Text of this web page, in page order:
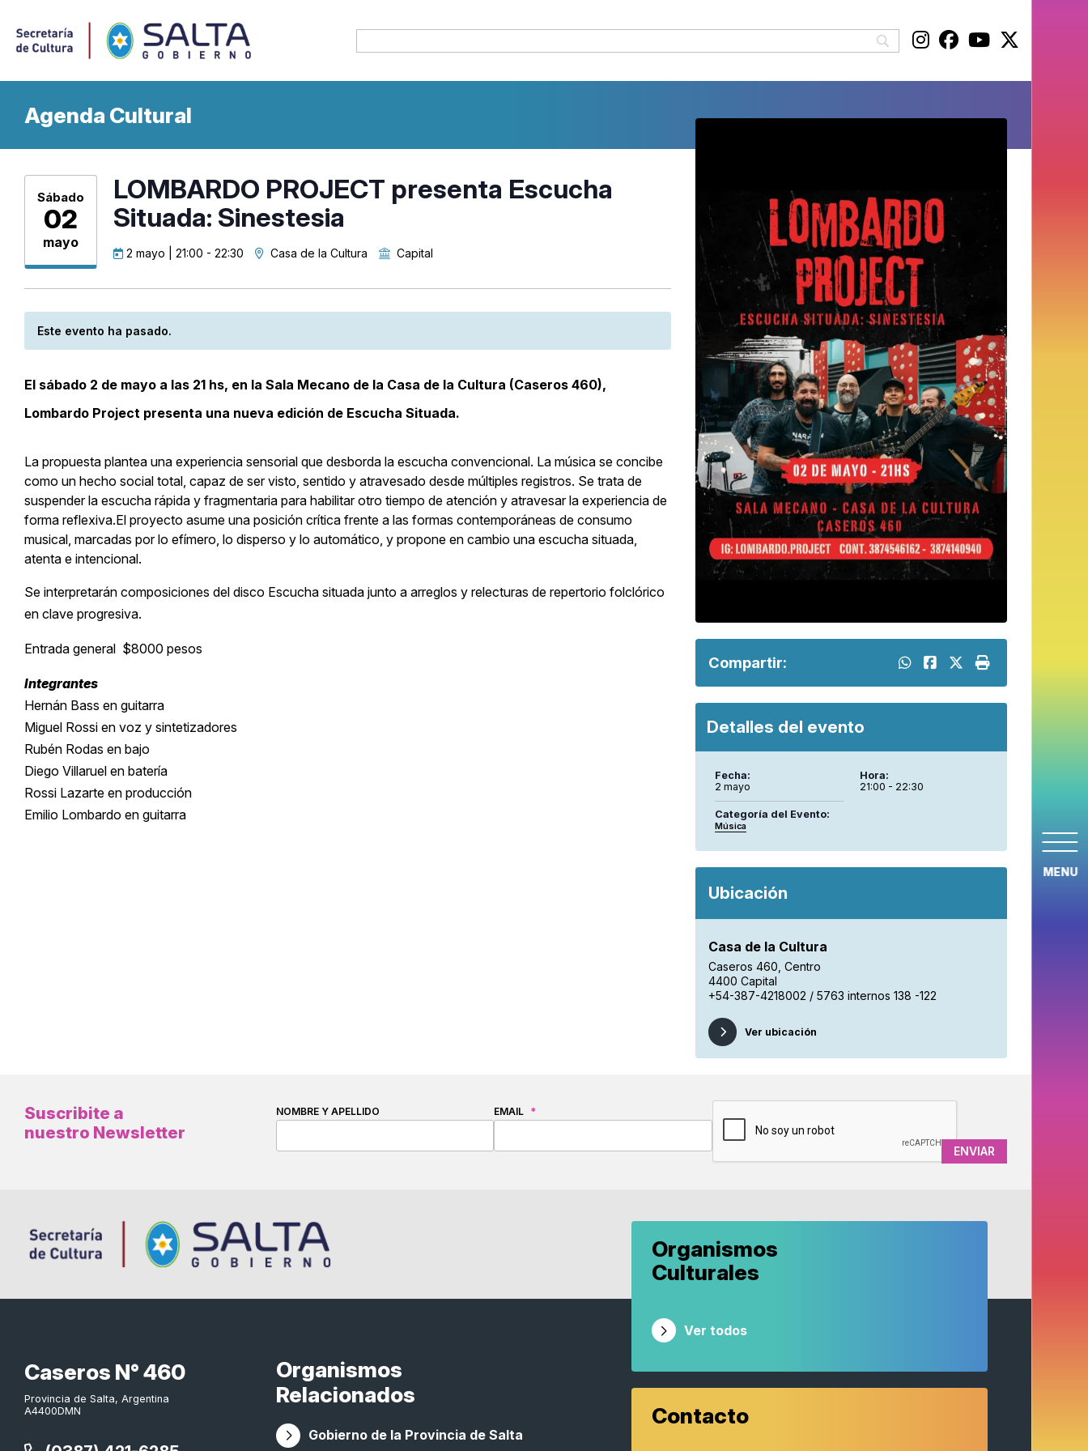
MENU
Agenda Cultural
Sábado
02
mayo
LOMBARDO PROJECT presenta Escucha
Situada: Sinestesia
2 mayo | 21:00 - 22:30 Casa de la Cultura Capital
Este evento ha pasado.
El sábado 2 de mayo a las 21 hs, en la Sala Mecano de la Casa de la Cultura (Caseros 460),
Lombardo Project presenta una nueva edición de Escucha Situada.
La propuesta plantea una experiencia sensorial que desborda la escucha convencional. La música se concibe
como un hecho social total, capaz de ser visto, sentido y atravesado desde múltiples registros. Se trata de
suspender la escucha rápida y fragmentaria para habilitar otro tiempo de atención y atravesar la experiencia de
forma reflexiva.El proyecto asume una posición crítica frente a las formas contemporáneas de consumo
musical, marcadas por lo efímero, lo disperso y lo automático, y propone en cambio una escucha situada,
atenta e intencional.
Se interpretarán composiciones del disco Escucha situada junto a arreglos y relecturas de repertorio folclórico
en clave progresiva.
Entrada general $8000 pesos
Integrantes
Hernán Bass en guitarra
Miguel Rossi en voz y sintetizadores
Rubén Rodas en bajo
Diego Villaruel en batería
Rossi Lazarte en producción
Emilio Lombardo en guitarra
Compartir:
Detalles del evento
Fecha:
2 mayo
Hora:
21:00 - 22:30
Categoría del Evento:
Música
Ubicación
Casa de la Cultura
Caseros 460, Centro
4400 Capital
+54-387-4218002 / 5763 internos 138 -122
Ver ubicación
Suscribite a
nuestro Newsletter
NOMBRE Y APELLIDO EMAIL * CAPTCHA
Caseros N° 460
Provincia de Salta, Argentina
A4400DMN
Organismos
Relacionados
Gobierno de la Provincia de Salta
Organismos
Culturales
Ver todos
Contacto